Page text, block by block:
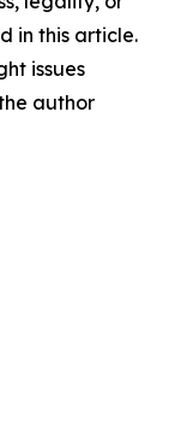
in this article.
issues
author